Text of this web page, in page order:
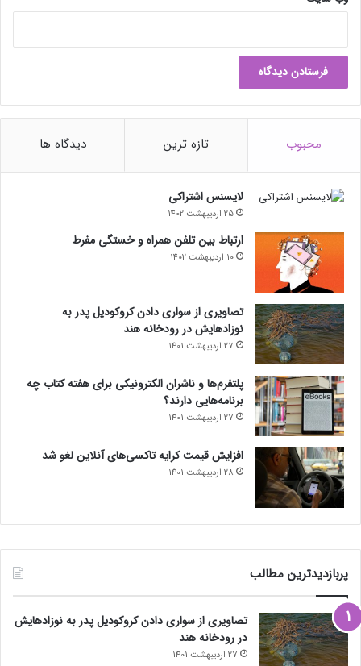
ن
ع
محبوب تازه ترین دیدگاه ها
لایسنس اشتراکی
25 اردیبهشت 1402
ارتباط بین تلفن همراه و خستگی مفرط
10 اردیبهشت 1402
تصاویری از سواری دادن کروکودیل پدر به
نوزادهایش در رودخانه هند
27 اردیبهشت 1401
پلتفرم‌ها و ناشران الکترونیکی برای هفته کتاب چه
برنامه‌هایی دارند؟
27 اردیبهشت 1401
افزایش قیمت کرایه تاکسی‌های آنلاین لغو شد
28 اردیبهشت 1401
پربازدیدترین مطالب
تصاویری از سواری دادن کروکودیل پدر به نوزادهایش
در رودخانه هند
27 اردیبهشت 1401